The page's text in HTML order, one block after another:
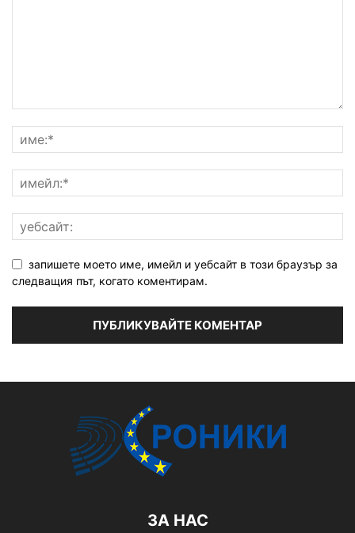
запишете моето име, имейл и уебсайт в този браузър за
следващия път, когато коментирам.
ЗА НАС